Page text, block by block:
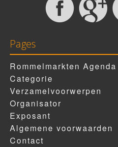
Pages
Rommelmarkten Agenda
Categorie
Verzamelvoorwerpen
Organisator
Exposant
Algemene voorwaarden
Contact